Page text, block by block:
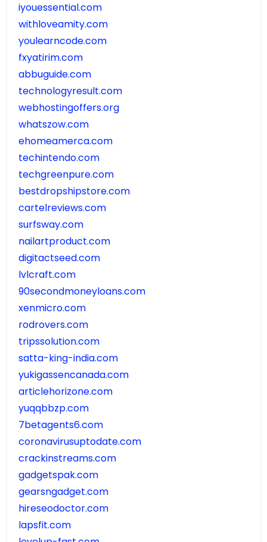
iyouessential.com
withloveamity.com
youlearncode.com
fxyatirim.com
abbuguide.com
technologyresult.com
webhostingoffers.org
whatszow.com
ehomeamerca.com
techintendo.com
techgreenpure.com
bestdropshipstore.com
cartelreviews.com
surfsway.com
nailartproduct.com
digitactseed.com
lvlcraft.com
90secondmoneyloans.com
xenmicro.com
rodrovers.com
tripssolution.com
satta-king-india.com
yukigassencanada.com
articlehorizone.com
yuqqbbzp.com
7betagents6.com
coronavirusuptodate.com
crackinstreams.com
gadgetspak.com
gearsngadget.com
hireseodoctor.com
lapsfit.com